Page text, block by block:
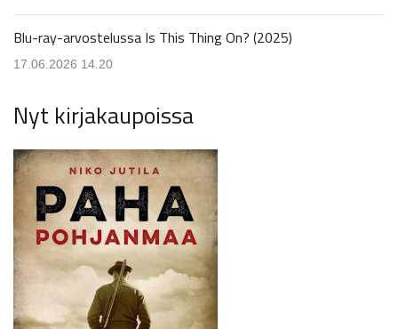
Blu-ray-arvostelussa Is This Thing On? (2025)
17.06.2026 14.20
Nyt kirjakaupoissa